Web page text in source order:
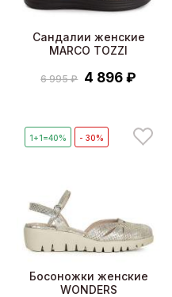
Сандалии женские
MARCO TOZZI
6 995 ₽ 4 896 ₽
1+1=40% - 30%
Босоножки женские
WONDERS